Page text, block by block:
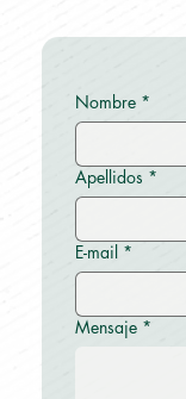
Nombre *
Apellidos *
E-mail *
Mensaje *